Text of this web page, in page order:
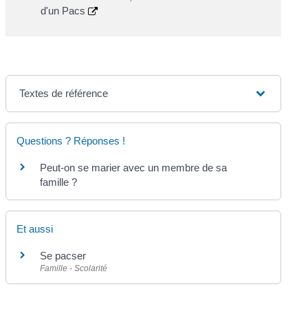
d'un Pacs
Textes de référence
Questions ? Réponses !
Peut-on se marier avec un membre de sa
famille ?
Et aussi
Se pacser
Famille - Scolarité